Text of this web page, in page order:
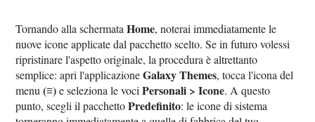
Tornando alla schermataHome, noterai immediatamente le
nuove icone applicate dal pacchetto scelto. Se in futuro volessi
ripristinare l'aspetto originale, la procedura è altrettanto
semplice: apri l'applicazioneGalaxy Themes, tocca l'icona del
menu(≡)e seleziona le vociPersonali > Icone. A questo
punto, scegli il pacchettoPredefinito: le icone di sistema